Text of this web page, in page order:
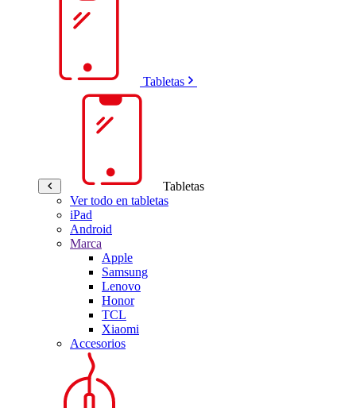
Tabletas
Tabletas
Ver todo en tabletas
iPad
Android
Marca
Apple
Samsung
Lenovo
Honor
TCL
Xiaomi
Accesorios